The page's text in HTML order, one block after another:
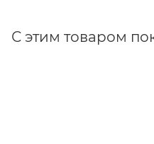
С этим товаром